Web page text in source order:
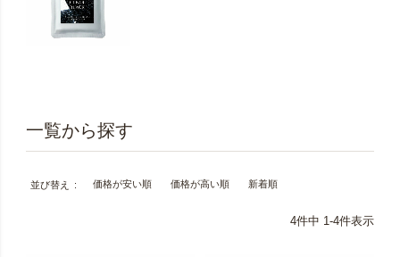
並び替え 価格が安い順 価格が高い順 新着順
4件中 1-4件表示